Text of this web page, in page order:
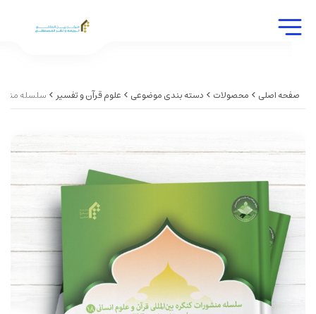
صفحه اصلی محصولات دسته بندی موضوعی علوم قرآن و تفسیر سلسله منشورات کنگره